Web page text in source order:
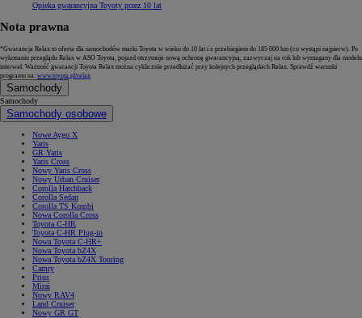
Opieka gwarancyjna Toyoty przez 10 lat
Nota prawna
*Gwarancja Relax to oferta dla samochodów marki Toyota w wieku do 10 lat i z przebiegiem do 185 000 km (co wystąpi najpierw). Po
wykonaniu przeglądu Relax w ASO Toyota, pojazd otrzymuje nową ochronę gwarancyjną, zazwyczaj na rok lub wymagany dla modelu
interwał. Ważność gwarancji Toyota Relax można cyklicznie przedłużać przy kolejnych przeglądach Relax. Sprawdź warunki
programu na: www.toyota.pl/relax
Samochody
Samochody
Samochody osobowe
Nowe Aygo X
Yaris
GR Yaris
Yaris Cross
Nowy Yaris Cross
Nowy Urban Cruiser
Corolla Hatchback
Corolla Sedan
Corolla TS Kombi
Nowa Corolla Cross
Toyota C-HR
Toyota C-HR Plug-in
Nowa Toyota C-HR+
Nowa Toyota bZ4X
Nowa Toyota bZ4X Touring
Camry
Prius
Mirai
Nowy RAV4
Land Cruiser
Nowy GR GT